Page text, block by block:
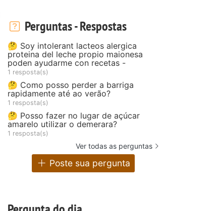
Perguntas - Respostas
🤔 Soy intolerant lacteos alergica
proteina del leche propio maionesa
poden ayudarme con recetas -
1 resposta(s)
🤔 Como posso perder a barriga
rapidamente até ao verão?
1 resposta(s)
🤔 Posso fazer no lugar de açúcar
amarelo utilizar o demerara?
1 resposta(s)
Ver todas as perguntas
Poste sua pergunta